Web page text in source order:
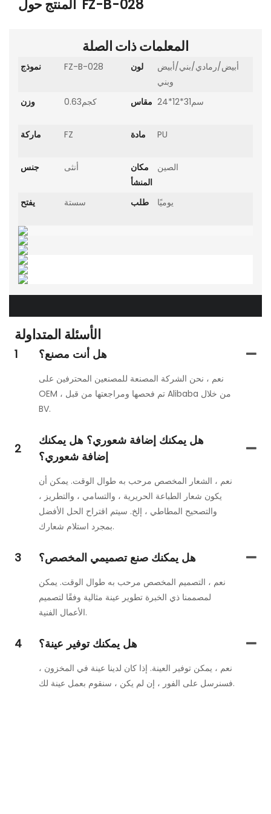
FZ-B-028
المعلمات ذات الصلة
نموذج FZ-B-028 لون
أبيض/رمادي/بني/أبيض
وبني
وزن
كجم0.63 مقاس سم31*12*24
ماركة FZ مادة PU
جنس أنثى
مكان
المنشأ
الصين
يفتح سستة طلب يوميًا
الأسئلة المتداولة
1 هل أنت مصنع؟
نعم ، نحن الشركة المصنعة للمصنعين المحترفين على
OEM ، تم فحصها ومراجعتها من قبل Alibaba من خلال
BV.
2
هل يمكنك إضافة شعوري؟ هل يمكنك
إضافة شعوري؟
نعم ، الشعار المخصص مرحب به طوال الوقت. يمكن أن
يكون شعار الطباعة الحريرية ، والتسامي ، والتطريز ،
والتصحيح المطاطي ، إلخ. سيتم اقتراح الحل الأفضل
بمجرد استلام شعارك.
3 هل يمكنك صنع تصميمي المخصص؟
نعم ، التصميم المخصص مرحب به طوال الوقت. يمكن
لمصممنا ذي الخبرة تطوير عينة مثالية وفقًا لتصميم
الأعمال الفنية.
4 هل يمكنك توفير عينة؟
نعم ، يمكن توفير العينة. إذا كان لدينا عينة في المخزون ،
فسنرسل على الفور ، إن لم يكن ، سنقوم بعمل عينة لك.